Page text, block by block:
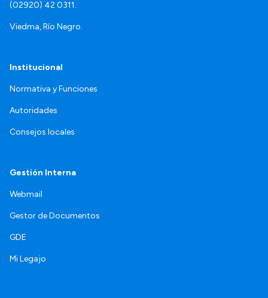
(02920) 42 0311.
Viedma, Río Negro.
Institucional
Normativa y Funciones
Autoridades
Consejos locales
Gestión Interna
Webmail
Gestor de Documentos
GDE
Mi Legajo